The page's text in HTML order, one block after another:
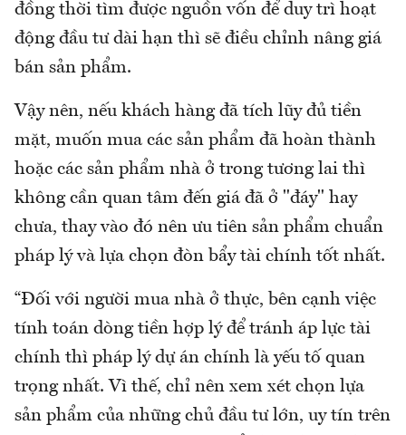
đồng thời tìm được nguồn vốn để duy trì hoạt
động đầu tư dài hạn thì sẽ điều chỉnh nâng giá
bán sản phẩm.
Vậy nên, nếu khách hàng đã tích lũy đủ tiền
mặt, muốn mua các sản phẩm đã hoàn thành
hoặc các sản phẩm nhà ở trong tương lai thì
không cần quan tâm đến giá đã ở "đáy" hay
chưa, thay vào đó nên ưu tiên sản phẩm chuẩn
pháp lý và lựa chọn đòn bẩy tài chính tốt nhất.
“Đối với người mua nhà ở thực, bên cạnh việc
tính toán dòng tiền hợp lý để tránh áp lực tài
chính thì pháp lý dự án chính là yếu tố quan
trọng nhất. Vì thế, chỉ nên xem xét chọn lựa
sản phẩm của những chủ đầu tư lớn, uy tín trên